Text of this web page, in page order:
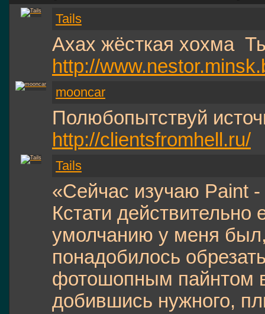
Tails
Ахах жёсткая хохма
http://
mooncar
Полюбопытствуй
http://clientsfromhell.ru/
Tails
«Сейчас изучаю Paint
Кстати действительно
умолчанию у меня
понадобилось
фотошопным пайнтом
добившись нужного,